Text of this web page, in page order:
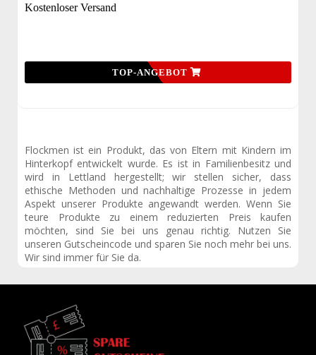
Kostenloser Versand
TOP-ANGEBOT
Flockmen ist ein Produkt, das von Eltern mit Kindern im
Hinterkopf entwickelt wurde. Es ist in Familienbesitz und
wird in Lettland hergestellt; wir stellen sicher, dass
ethische Methoden und nachhaltige Prozesse in jedem
Aspekt unserer Produkte angewandt werden. Wenn Sie
teure Produkte zu einem reduzierten Preis kaufen
möchten, sind Sie bei uns genau richtig. Nutzen Sie
unseren Gutscheincode und sparen Sie noch mehr bei uns.
Wir sind immer für Sie da.